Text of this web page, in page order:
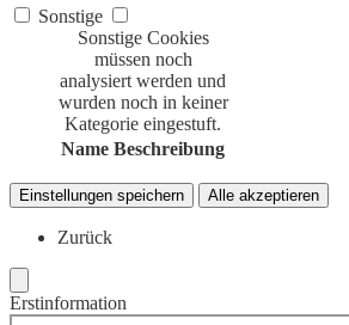
Sonstige
Sonstige Cookies
müssen noch
analysiert werden und
wurden noch in keiner
Kategorie eingestuft.
Name Beschreibung
Einstellungen speichern Alle akzeptieren
Zurück
Erstinformation